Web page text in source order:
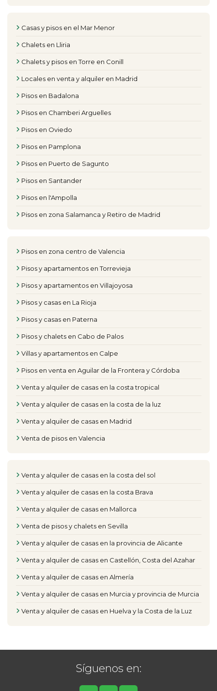
Casas y pisos en el Mar Menor
Chalets en Lliria
Chalets y pisos en Torre en Conill
Locales en venta y alquiler en Madrid
Pisos en Badalona
Pisos en Chamberi Arguelles
Pisos en Oviedo
Pisos en Pamplona
Pisos en Puerto de Sagunto
Pisos en Santander
Pisos en l'Ampolla
Pisos en zona Salamanca y Retiro de Madrid
Pisos en zona centro de Valencia
Pisos y apartamentos en Torrevieja
Pisos y apartamentos en Villajoyosa
Pisos y casas en La Rioja
Pisos y casas en Paterna
Pisos y chalets en Cabo de Palos
Villas y apartamentos en Calpe
Pisos en venta en Aguilar de la Frontera y Córdoba
Venta y alquiler de casas en la costa tropical
Venta y alquiler de casas en la costa de la luz
Venta y alquiler de casas en Madrid
Venta de pisos en Valencia
Venta y alquiler de casas en la costa del sol
Venta y alquiler de casas en la costa Brava
Venta y alquiler de casas en Mallorca
Venta de pisos y chalets en Sevilla
Venta y alquiler de casas en la provincia de Alicante
Venta y alquiler de casas en Castellón, Costa del Azahar
Venta y alquiler de casas en Almería
Venta y alquiler de casas en Murcia y provincia de Murcia
Venta y alquiler de casas en Huelva y la Costa de la Luz
Síguenos en: